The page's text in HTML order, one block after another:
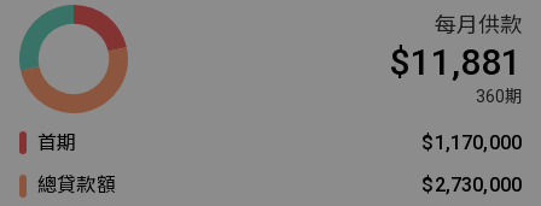
每月供款
$11,881
360期
首期
$1,170,000
總貸款額
$2,730,000